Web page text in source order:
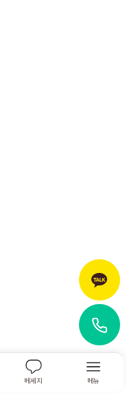
메세지 메뉴